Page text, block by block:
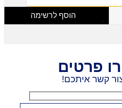
הוסף לרשימה
פרטים
קשר איתכם!